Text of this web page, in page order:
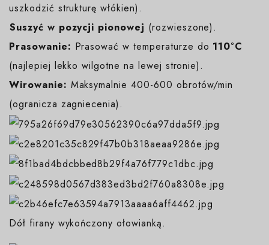
uszkodzić strukturę włókien).
️Suszyć w pozycji pionowej (rozwieszone).
Prasowanie: Prasować w temperaturze do 110°C
(najlepiej lekko wilgotne na lewej stronie).
Wirowanie: Maksymalnie 400-600 obrotów/min
(ogranicza zagniecenia).
Dół firany wykończony ołowianką.